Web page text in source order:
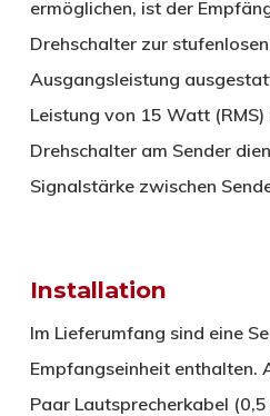
ermöglichen, ist der
Drehschalter zur
Ausgangsleistung
Leistung von 15 Watt (RMS)
Drehschalter am Sender
Signalstärke zwischen
Installation
Im Lieferumfang sind eine
Empfangseinheit enthalten.
Paar Lautsprecherkabel